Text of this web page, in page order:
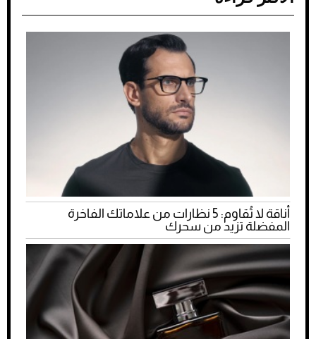
أناقة لا تُقاوم: 5 نظارات من علاماتك الفاخرة
المفضلة تزيد من سحرك